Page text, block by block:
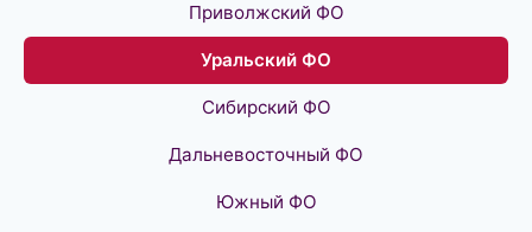
Приволжский ФО
Уральский ФО
Сибирский ФО
Дальневосточный ФО
Южный ФО